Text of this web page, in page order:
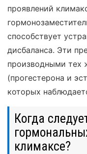
проявлений
способствует
дисбаланса. Эти
производными тех
(прогестерона и
которых
Когда
климаксе?